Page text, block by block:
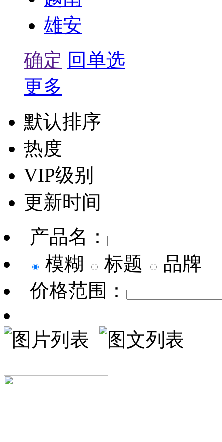
雄安
确定 回单选
更多
默认排序
热度
VIP级别
更新时间
产品名：
模糊
标题
品牌
价格范围：